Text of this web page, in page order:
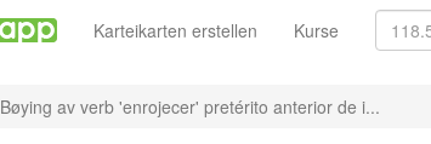
Karteikarten erstellen Kurse
Bøying av verb 'enrojecer' pretérito anterior de i...